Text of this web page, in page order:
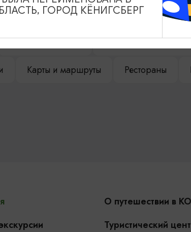
Туры и экскурсии Афиша мероприятий
Карты и маршруты Рестораны
О путешествии в КО
Туристический
ГОРОД КЁНИГСБЕРГ